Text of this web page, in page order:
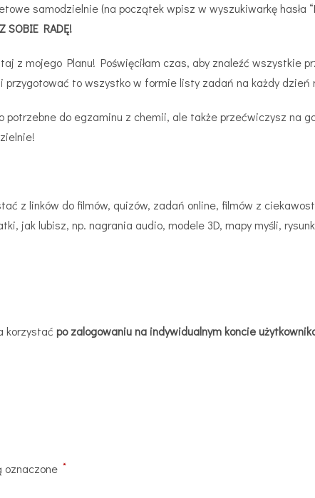
samodzielnie (na początek wpisz w wyszukiwarkę hasła
SOBIE RADĘ!
z mojego Planu! Poświęciłam czas, aby znaleźć wszystkie
przygotować to wszystko w formie listy zadań na każdy dzień
do egzaminu z chemii, ale także przećwiczysz na
z linków do filmów, quizów, zadań online, filmów z
jak lubisz, np. nagrania audio, modele 3D, mapy myśli,
korzystać po zalogowaniu na indywidualnym koncie
oznaczone *